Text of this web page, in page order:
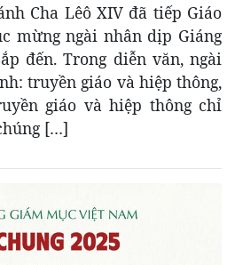
Cha Lêô XIV đã tiếp Giáo
mừng ngài nhân dịp Giáng
đến. Trong diễn văn, ngài
truyền giáo và hiệp thông,
giáo và hiệp thông chỉ
[…]